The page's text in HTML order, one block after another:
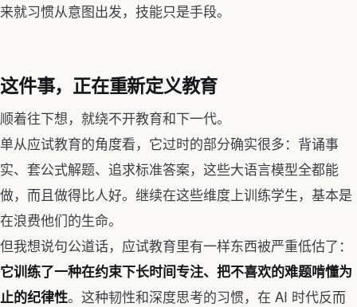
来就习惯从意图出发，技能只是手段。
这件事，正在重新定义教育
顺着往下想，就绕不开教育和下一代。
单从应试教育的角度看，它过时的部分确实很多：背诵事
实、套公式解题、追求标准答案，这些大语言模型全都能
做，而且做得比人好。继续在这些维度上训练学生，基本是
在浪费他们的生命。
但我想说句公道话，应试教育里有一样东西被严重低估了：
它训练了一种在约束下长时间专注、把不喜欢的难题啃懂为
止的纪律性。这种韧性和深度思考的习惯，在 AI 时代反而